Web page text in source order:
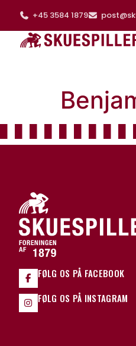
+45 3584 1879
FØLG OS PÅ FACEBOOK
FØLG OS PÅ INSTAGRAM